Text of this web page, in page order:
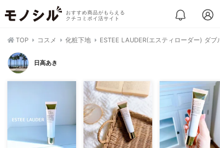
おすすめ商品がもらえる
クチコミポイ活サイト
TOP コスメ 化粧下地 ESTEE LAUDER(エスティローダー) ダ
日高あき